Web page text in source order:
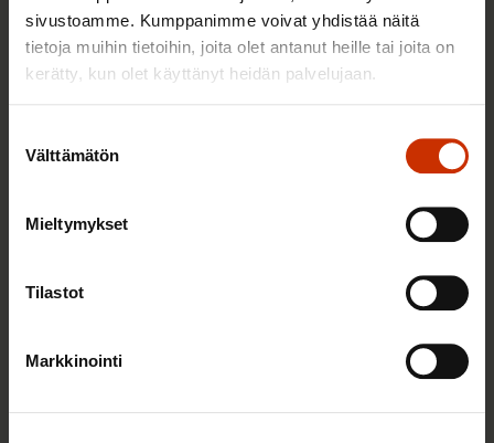
sivustoamme. Kumppanimme voivat yhdistää näitä
tietoja muihin tietoihin, joita olet antanut heille tai joita on
kerätty, kun olet käyttänyt heidän palvelujaan.
valinta
Välttämätön
Mieltymykset
Tilastot
Markkinointi
TERVE JA HYVÄ TYÖELÄMÄ
Työaikaisella ruokailulla on väliä – lue vinkit